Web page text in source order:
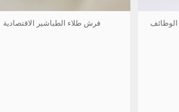
فرش طلاء الطباشير الاقتصادية